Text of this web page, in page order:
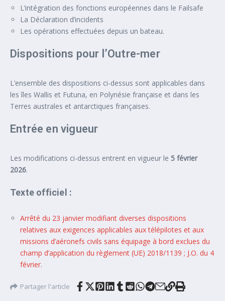
L’intégration des fonctions européennes dans le Failsafe
La Déclaration d’incidents
Les opérations effectuées depuis un bateau.
Dispositions pour l’Outre-mer
L’ensemble des dispositions ci-dessus sont applicables dans
les îles Wallis et Futuna, en Polynésie française et dans les
Terres australes et antarctiques françaises.
Entrée en vigueur
Les modifications ci-dessus entrent en vigueur le 5 février
2026.
Texte officiel :
Arrêté du 23 janvier modifiant diverses dispositions
relatives aux exigences applicables aux télépilotes et aux
missions d’aéronefs civils sans équipage à bord exclues du
champ d’application du règlement (UE) 2018/1139 ; J.O. du 4
février.
Partager l'article